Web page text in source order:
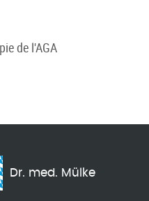
de l'AGA
Dr. med. Mülke